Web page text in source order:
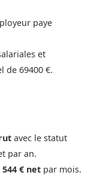
paye
et
de 69400 €.
avec le statut
par an.
544 € net par mois.